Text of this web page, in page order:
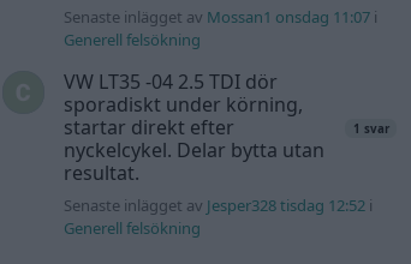
Senaste inlägget av Mossan1 onsdag 11:07 i
Generell felsökning
VW LT35 -04 2.5 TDI dör
sporadiskt under körning,
startar direkt efter
nyckelcykel. Delar bytta utan
resultat.
1 svar
Senaste inlägget av Jesper328 tisdag 12:52 i
Generell felsökning